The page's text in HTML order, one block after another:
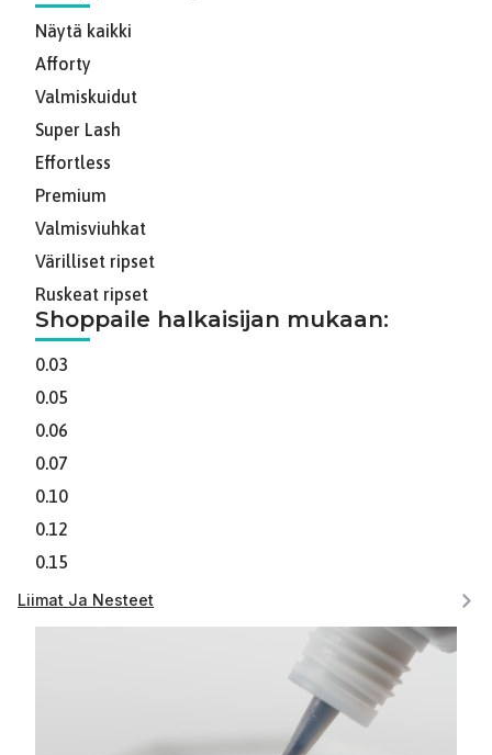
Näytä kaikki
Afforty
Valmiskuidut
Super Lash
Effortless
Premium
Valmisviuhkat
Värilliset ripset
Ruskeat ripset
Shoppaile halkaisijan mukaan:
0.03
0.05
0.06
0.07
0.10
0.12
0.15
Liimat Ja Nesteet